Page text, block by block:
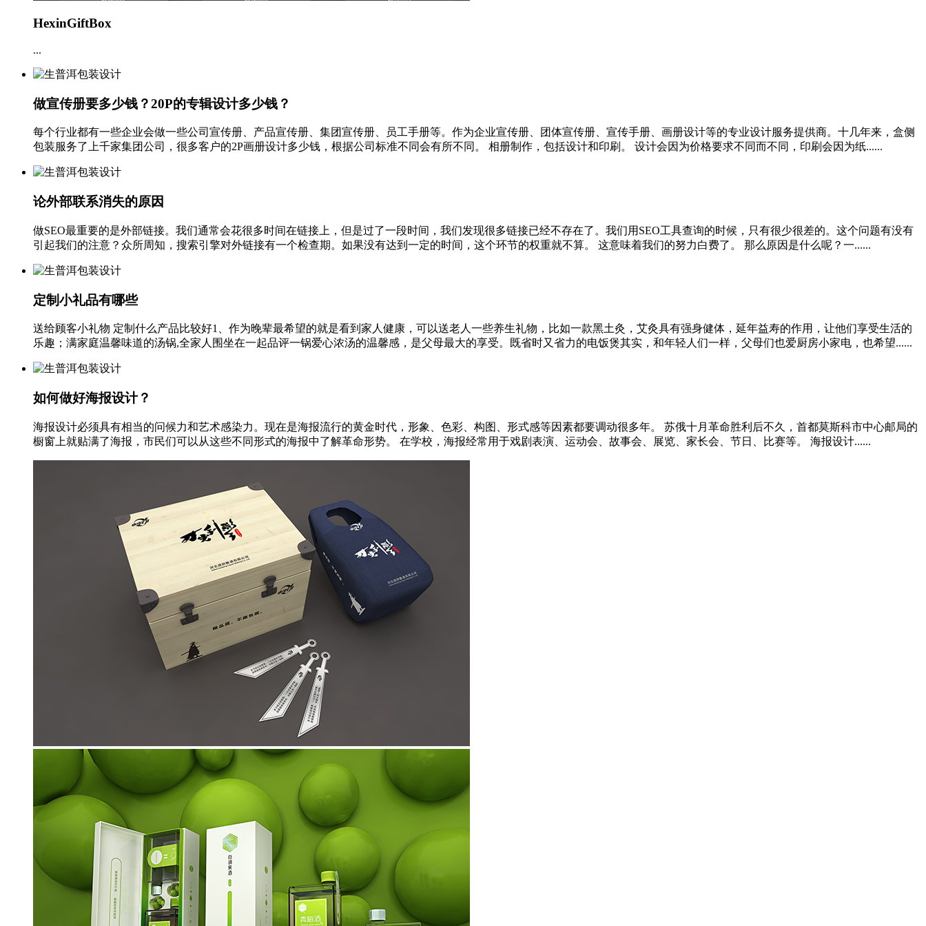
HexinGiftBox
...
做宣传册要多少钱？20P的专辑设计多少钱？
每个行业都有一些企业会做一些公司宣传册、产品宣传册、集团宣传册、员工手册等。作为企业宣传册、团体宣传册、宣传手册、画册设计等的专业设计服务提供商。十几年来，盒侧
包装服务了上千家集团公司，很多客户的2P画册设计多少钱，根据公司标准不同会有所不同。 相册制作，包括设计和印刷。 设计会因为价格要求不同而不同，印刷会因为纸......
论外部联系消失的原因
做SEO最重要的是外部链接。我们通常会花很多时间在链接上，但是过了一段时间，我们发现很多链接已经不存在了。我们用SEO工具查询的时候，只有很少很差的。这个问题有没有
引起我们的注意？众所周知，搜索引擎对外链接有一个检查期。如果没有达到一定的时间，这个环节的权重就不算。 这意味着我们的努力白费了。 那么原因是什么呢？一......
定制小礼品有哪些
送给顾客小礼物 定制什么产品比较好1、作为晚辈最希望的就是看到家人健康，可以送老人一些养生礼物，比如一款黑土灸，艾灸具有强身健体，延年益寿的作用，让他们享受生活的
乐趣；满家庭温馨味道的汤锅,全家人围坐在一起品评一锅爱心浓汤的温馨感，是父母最大的享受。既省时又省力的电饭煲其实，和年轻人们一样，父母们也爱厨房小家电，也希望......
如何做好海报设计？
海报设计必须具有相当的问候力和艺术感染力。现在是海报流行的黄金时代，形象、色彩、构图、形式感等因素都要调动很多年。 苏俄十月革命胜利后不久，首都莫斯科市中心邮局的
橱窗上就贴满了海报，市民们可以从这些不同形式的海报中了解革命形势。 在学校，海报经常用于戏剧表演、运动会、故事会、展览、家长会、节日、比赛等。 海报设计......